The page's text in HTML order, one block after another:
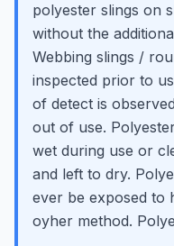
polyester slings on
without the
Webbing slings /
inspected prior to
of detect is
out of use.
wet during use or
and left to dry.
ever be exposed to
oyher method.